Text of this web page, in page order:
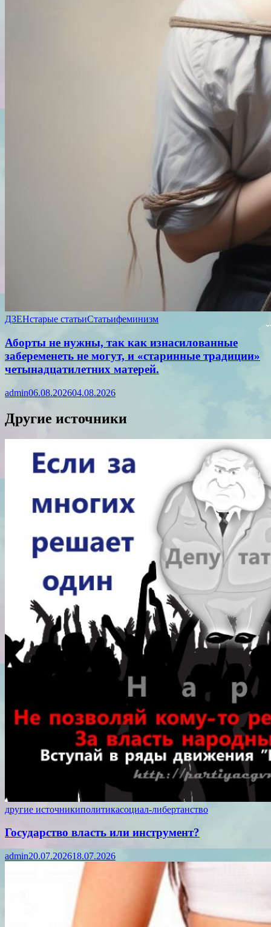
ДЗЕНстарые статьиСтатьифеминизм
Аборты не нужны, так как изнасилованные
забеременеть не могут, и «старинные традиции»
четынадцатилетних матерей.
admin06.08.202604.08.2026
Другие источники
другие источникиполитикасоциал-либертанство
Государство власть или инструмент?
admin20.07.202618.07.2026